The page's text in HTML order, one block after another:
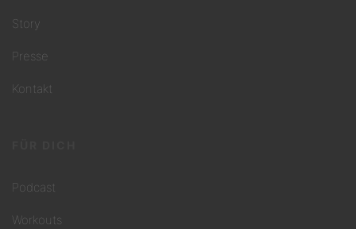
Story
Presse
Kontakt
Podcast
Workouts